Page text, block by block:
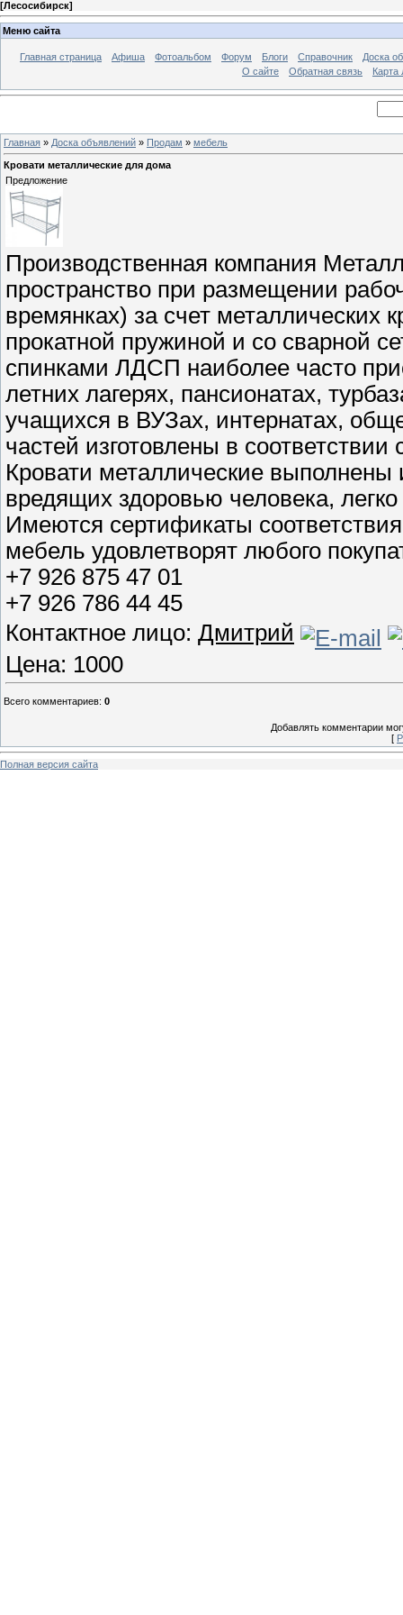
[Лесосибирск]
Меню сайта
Главная страница Афиша Фотоальбом Форум Блоги Справочник
Доска
О сайте
Обратная связь Карта
Главная » Доска объявлений » Продам » мебель
Кровати металлические для дома
Предложение
Производственная компания
пространство при размещении
времянках) за счет металлических
прокатной пружиной и со сварной
спинками ЛДСП наиболее часто
летних лагерях, пансионатах,
учащихся в ВУЗах, интернатах,
частей изготовлены в
Кровати металлические выполнены
вредящих здоровью человека,
Имеются сертификаты
мебель удовлетворят любого
+7 926 875 47 01
+7 926 786 44 45
Контактное лицо: Дмитрий
Цена: 1000
Всего комментариев: 0
Добавлять комментарии
[
Полная версия сайта